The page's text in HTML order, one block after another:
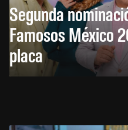
Segunda
Famosos México
placa